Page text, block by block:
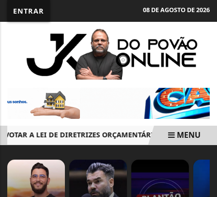
ENTRAR 08 DE AGOSTO DE 2026
A LEI DE DIRETRIZES ORÇAMENTÁRIAS DE 2027 E, EM
MENU